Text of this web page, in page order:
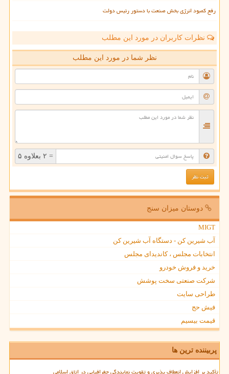
رفع کمبود انرژی بخش صنعت با دستور رئیس دولت
نظرات کاربران در مورد این مطلب
نظر شما در مورد این مطلب
= ۲ بعلاوه ۵
دوستان میزان سنج
MIGT
آب شیرین کن - دستگاه آب شیرین کن
انتخابات مجلس ، کاندیدای مجلس
خرید و فروش خودرو
شرکت صنعتی سخت پوشش
طراحی سایت
فیش حج
قیمت بیسیم
پربیننده ترین ها